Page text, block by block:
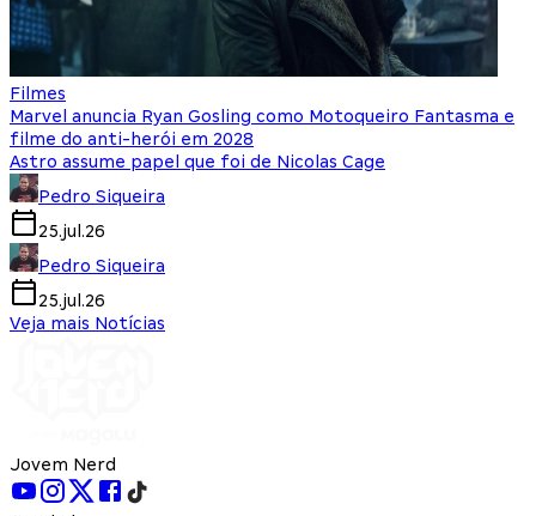
Filmes
Marvel anuncia Ryan Gosling como Motoqueiro Fantasma e
filme do anti-herói em 2028
Astro assume papel que foi de Nicolas Cage
Pedro Siqueira
25.jul.26
Pedro Siqueira
25.jul.26
Veja mais Notícias
Jovem Nerd